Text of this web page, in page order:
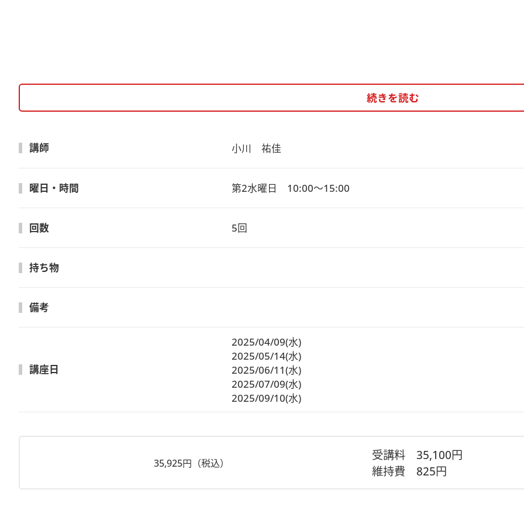
続きを読む
講師 小川　祐佳
曜日・時間 第2水曜日　10:00～15:00
回数 5回
持ち物
備考
講座日
2025/04/09(水)
2025/05/14(水)
2025/06/11(水)
2025/07/09(水)
2025/09/10(水)
35,925円（税込）
受講料35,100円
維持費 825円